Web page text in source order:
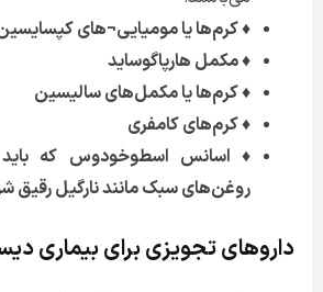
♦ کرم‌ها یا مومیایی¬های
♦ مکمل ‌هارپاگوساید
♦ کرم‌ها یا مکمل‌های سالیسین
♦ کرم‌های کامفری
♦ اسانس اسطوخودوس که
روغن‌های سبک مانند نارگیل رقیق
داروهای تجویزی برای بیماری